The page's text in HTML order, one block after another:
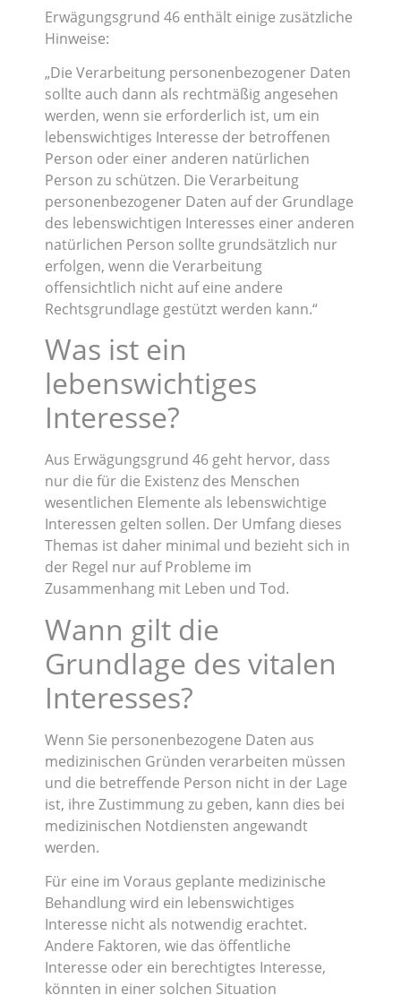
Erwägungsgrund 46 enthält einige zusätzliche
Hinweise:
„Die Verarbeitung personenbezogener Daten
sollte auch dann als rechtmäßig angesehen
werden, wenn sie erforderlich ist, um ein
lebenswichtiges Interesse der betroffenen
Person oder einer anderen natürlichen
Person zu schützen. Die Verarbeitung
personenbezogener Daten auf der Grundlage
des lebenswichtigen Interesses einer anderen
natürlichen Person sollte grundsätzlich nur
erfolgen, wenn die Verarbeitung
offensichtlich nicht auf eine andere
Rechtsgrundlage gestützt werden kann.“
Was ist ein
lebenswichtiges
Interesse?
Aus Erwägungsgrund 46 geht hervor, dass
nur die für die Existenz des Menschen
wesentlichen Elemente als lebenswichtige
Interessen gelten sollen. Der Umfang dieses
Themas ist daher minimal und bezieht sich in
der Regel nur auf Probleme im
Zusammenhang mit Leben und Tod.
Wann gilt die
Grundlage des vitalen
Interesses?
Wenn Sie personenbezogene Daten aus
medizinischen Gründen verarbeiten müssen
und die betreffende Person nicht in der Lage
ist, ihre Zustimmung zu geben, kann dies bei
medizinischen Notdiensten angewandt
werden.
Für eine im Voraus geplante medizinische
Behandlung wird ein lebenswichtiges
Interesse nicht als notwendig erachtet.
Andere Faktoren, wie das öffentliche
Interesse oder ein berechtigtes Interesse,
könnten in einer solchen Situation